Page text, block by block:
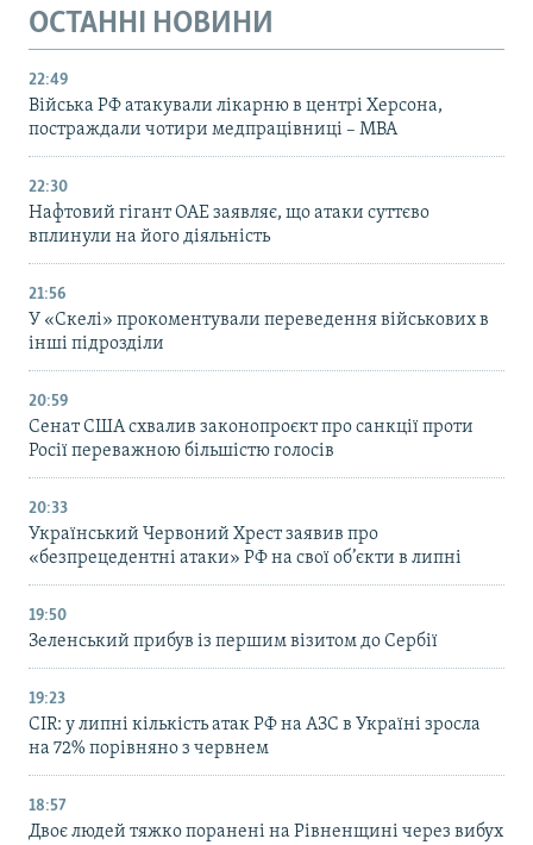
ОСТАННІ НОВИНИ
22:49
Війська РФ атакували лікарню в центрі Херсона,
постраждали чотири медпрацівниці – МВА
22:30
Нафтовий гігант ОАЕ заявляє, що атаки суттєво
вплинули на його діяльність
21:56
У «Скелі» прокоментували переведення військових в
інші підрозділи
20:59
Cенат США схвалив законопроєкт про санкції проти
Росії переважною більшістю голосів
20:33
Український Червоний Хрест заявив про
«безпрецедентні атаки» РФ на свої об’єкти в липні
19:50
Зеленський прибув із першим візитом до Сербії
19:23
CIR: у липні кількість атак РФ на АЗС в Україні зросла
на 72% порівняно з червнем
18:57
Двоє людей тяжко поранені на Рівненщині через вибух